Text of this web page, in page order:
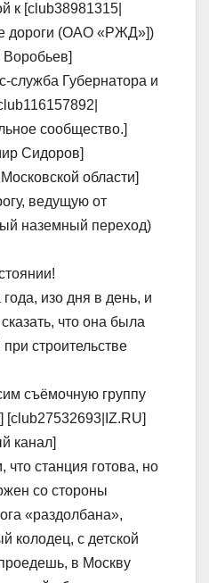
к [club38981315|
дороги (ОАО «РЖД»])
служба Губернатора и
сообщество.]
Сидоров]
области]
ведущую от
наземный переход)
изо дня в день, и
что она была
строительстве
съёмочную группу
[club27532693|IZ.RU]
канал]
что станция готова, но
со стороны
«раздолбана»,
колодец, с детской
в Москву